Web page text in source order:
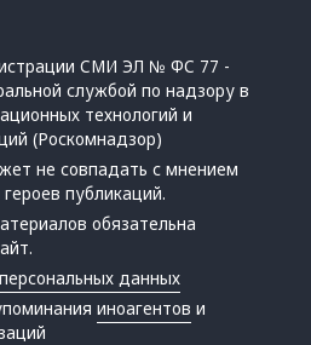
СМИ ЭЛ № ФС 77 -
службой по надзору в
технологий и
(Роскомнадзор)
не совпадать с мнением
публикаций.
обязательна
данных
иноагентов и